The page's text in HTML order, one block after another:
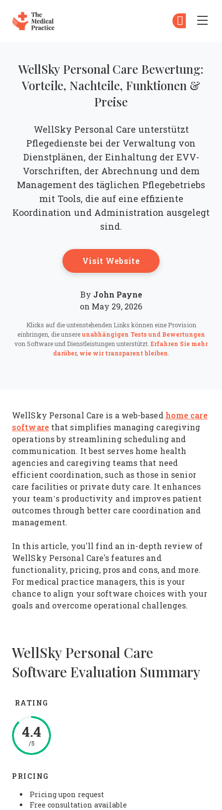
WellSky Personal Care Bewertung:
Vorteile, Nachteile, Funktionen &
Preise
WellSky Personal Care unterstützt
Pflegedienste bei der Verwaltung von
Dienstplänen, der Einhaltung der EVV-
Vorschriften, der Abrechnung und dem
Management des täglichen Pflegebetriebs
mit Tools, die auf eine effiziente
Koordination und Administration ausgelegt
sind.
Visit WebsiteOpens New
By John Payne
on May 29, 2026
Klicks auf die untenstehenden Links können eine Provision
einbringen, die unsereunabhängigen Tests und Bewertungen
von Software und Dienstleistungen unterstützt. Erfahren Sie mehr
darüber, wie wir transparent bleiben
WellSky Personal Care is a web-based home care
softwarethat simplifies managing caregiving
operations by streamlining scheduling and
communication. It best serves home health
agencies and caregiving teams that need
efficient coordination, such as those in senior
care facilities or private duty care. It enhances
your team’s productivity and improves patient
outcomes through better care coordination and
management.
In this article, you'll find an in-depth review of
WellSky Personal Care's features and
functionality, pricing, pros and cons, and more.
For medical practice managers, this is your
chance to align your software choices with your
goals and overcome operational challenges.
WellSky Personal Care
Software Evaluation Summary
RATING
4.4
/5
PRICING
Pricing upon request
Free consultation available